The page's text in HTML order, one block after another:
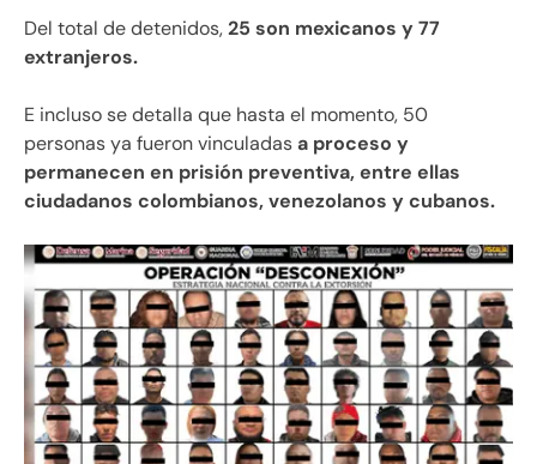
Del total de detenidos,25 son mexicanos y 77
extranjeros.
E incluso se detalla que hasta el momento, 50
personas ya fueron vinculadasa proceso y
permanecen en prisión preventiva, entre ellas
ciudadanos colombianos, venezolanos y cubanos.